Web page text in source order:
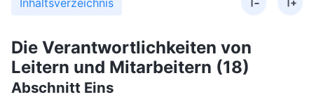
Die Verantwortlichkeiten von
Leitern und Mitarbeitern (18)
Abschnitt Eins